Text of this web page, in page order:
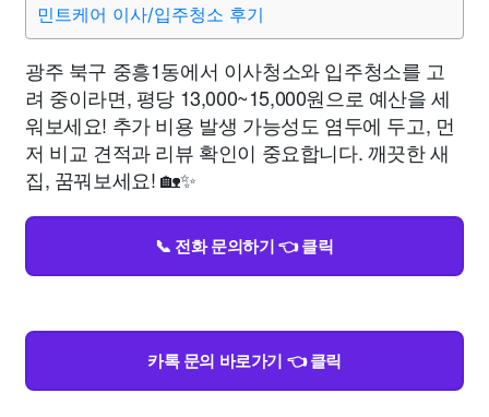
민트케어 이사/입주청소 후기
광주 북구 중흥1동에서 이사청소와 입주청소를 고
려 중이라면, 평당 13,000~15,000원으로 예산을 세
워보세요! 추가 비용 발생 가능성도 염두에 두고, 먼
저 비교 견적과 리뷰 확인이 중요합니다. 깨끗한 새
집, 꿈꿔보세요! 🏡✨
📞 전화 문의하기 👈 클릭
카톡 문의 바로가기 👈 클릭